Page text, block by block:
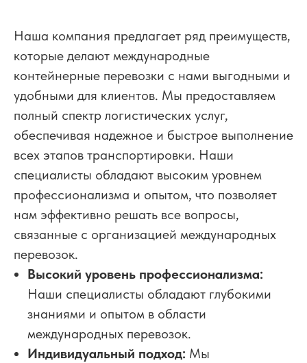
Наша компания предлагает ряд преимуществ,
которые делают международные
контейнерные перевозки с нами выгодными и
удобными для клиентов. Мы предоставляем
полный спектр логистических услуг,
обеспечивая надежное и быстрое выполнение
всех этапов транспортировки. Наши
специалисты обладают высоким уровнем
профессионализма и опытом, что позволяет
нам эффективно решать все вопросы,
связанные с организацией международных
перевозок.
Высокий уровень профессионализма:
Наши специалисты обладают глубокими
знаниями и опытом в области
международных перевозок.
Индивидуальный подход: Мы